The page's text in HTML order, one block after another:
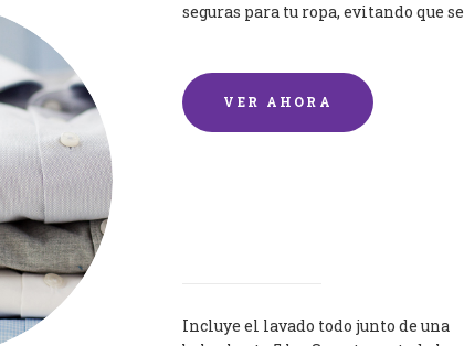
seguras para tu ropa, evitando que se
VER AHORA
Incluye el lavado todo junto de una